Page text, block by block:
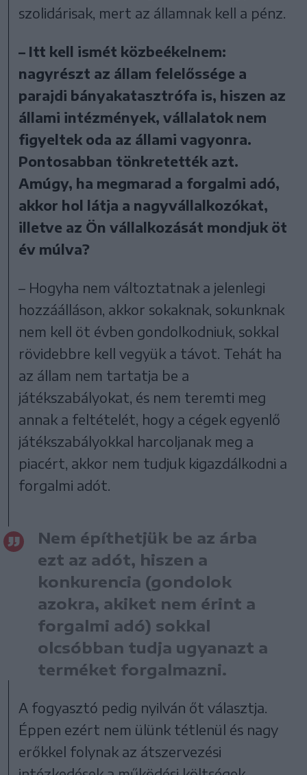
szolidárisak, mert az államnak kell a pénz.
– Itt kell ismét közbeékelnem:
nagyrészt az állam felelőssége a
parajdi bányakatasztrófa is, hiszen az
állami intézmények, vállalatok nem
figyeltek oda az állami vagyonra.
Pontosabban tönkretették azt.
Amúgy, ha megmarad a forgalmi adó,
akkor hol látja a nagyvállalkozókat,
illetve az Ön vállalkozását mondjuk öt
év múlva?
– Hogyha nem változtatnak a jelenlegi
hozzáálláson, akkor sokaknak, sokunknak
nem kell öt évben gondolkodniuk, sokkal
rövidebbre kell vegyük a távot. Tehát ha
az állam nem tartatja be a
játékszabályokat, és nem teremti meg
annak a feltételét, hogy a cégek egyenlő
játékszabályokkal harcoljanak meg a
piacért, akkor nem tudjuk kigazdálkodni a
forgalmi adót.
Nem építhetjük be az árba
ezt az adót, hiszen a
konkurencia (gondolok
azokra, akiket nem érint a
forgalmi adó) sokkal
olcsóbban tudja ugyanazt a
terméket forgalmazni.
A fogyasztó pedig nyilván őt választja.
Éppen ezért nem ülünk tétlenül és nagy
erőkkel folynak az átszervezési